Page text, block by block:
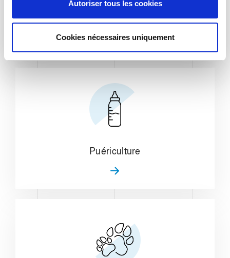
m
Autoriser tous les cookies
Cookies nécessaires uniquement
Entretien domestique
Puériculture